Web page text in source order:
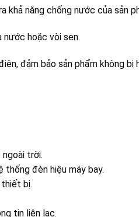
khả năng chống nước của sản
hoặc vòi sen.
đảm bảo sản phẩm không bị
trời.
thống đèn hiệu máy bay.
bị.
tin liên lạc.